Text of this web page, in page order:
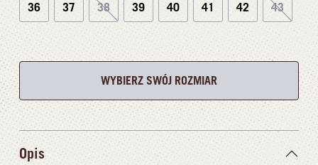
36 37 38 39 40 41 42 43
WYBIERZ SWÓJ ROZMIAR
Opis